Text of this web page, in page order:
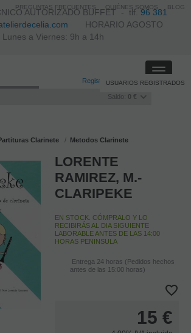
AUTORIZADO BUFFET -tlf.96 381
HORARIO AGOSTO
Lunes a Viernes: 9h a 14h
Registro /Iniciar sesión
Saldo: 0 €
USUARIOS REGISTRADOS
Toggle
Clarinete Metodos Clarinete
LORENTE
RAMIREZ, M.-
CLARIPEKE
EN STOCK. CÓMPRALO Y LO
RECIBIRÁS AL DIA SIGUIENTE
LABORABLE ANTES DE LAS 14:00
HORAS PENINSULA
Entrega 24 horas (Pedidos hechos
antes de las 15:00 horas)
15 €
PREGUNTAS FRECUENTES QUIÉNES SOMOS BLOG